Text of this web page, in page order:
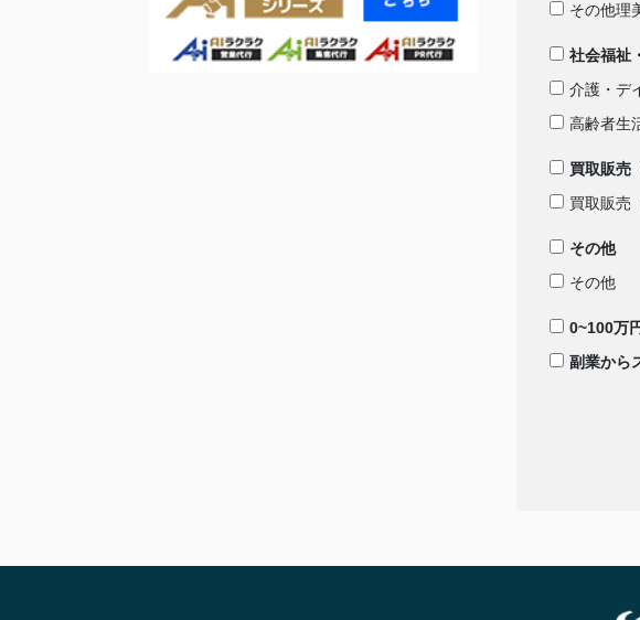
その他理
社会福祉
介護・デ
高齢者生
買取販売
買取販売
その他
その他
0~100万
副業から